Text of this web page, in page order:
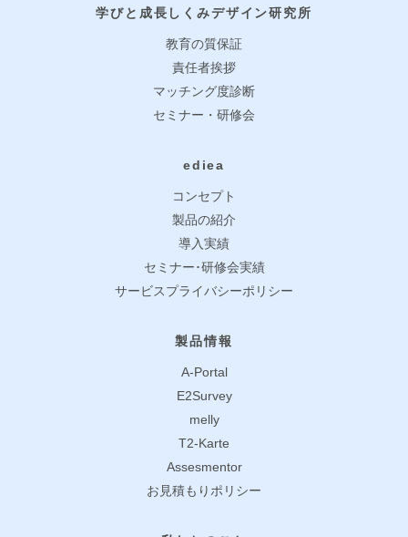
学びと成長しくみデザイン研究所
教育の質保証
責任者挨拶
マッチング度診断
セミナー・研修会
ediea
コンセプト
製品の紹介
導入実績
セミナー･研修会実績
サービスプライバシーポリシー
製品情報
A-Portal
E2Survey
melly
T2-Karte
Assesmentor
お見積もりポリシー